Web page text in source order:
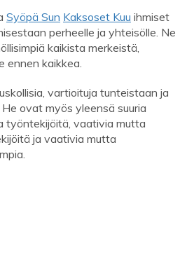
Syöpä Sun Kaksoset Kuu ihmiset
​​perheelle ja yhteisölle. Ne
kaikista merkeistä,
ennen kaikkea.
vartioituja tunteistaan ​​ja
ovat myös yleensä suuria
työntekijöitä, vaativia mutta
ja vaativia mutta